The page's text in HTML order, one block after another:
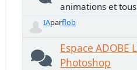
animations et
IAparflob
Espace ADOBE
Photoshop